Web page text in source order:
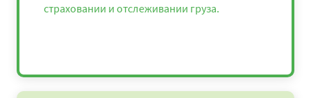
страховании и отслеживании груза.